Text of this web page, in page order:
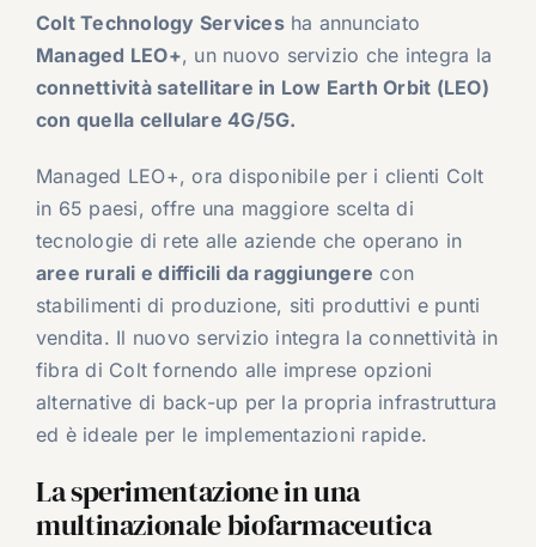
Colt Technology Servicesha annunciato
Managed LEO+, un nuovo servizio che integra la
connettività satellitare in Low Earth Orbit (LEO)
con quella cellulare 4G/5G.
Managed LEO+, ora disponibile per i clienti Colt
in 65 paesi, offre una maggiore scelta di
tecnologie di rete alle aziende che operano in
aree rurali e difficili da raggiungere con
stabilimenti di produzione, siti produttivi e punti
vendita. Il nuovo servizio integra la connettività in
fibra di Colt fornendo alle imprese opzioni
alternative di back-up per la propria infrastruttura
ed è ideale per le implementazioni rapide.
La sperimentazione in una
multinazionale biofarmaceutica